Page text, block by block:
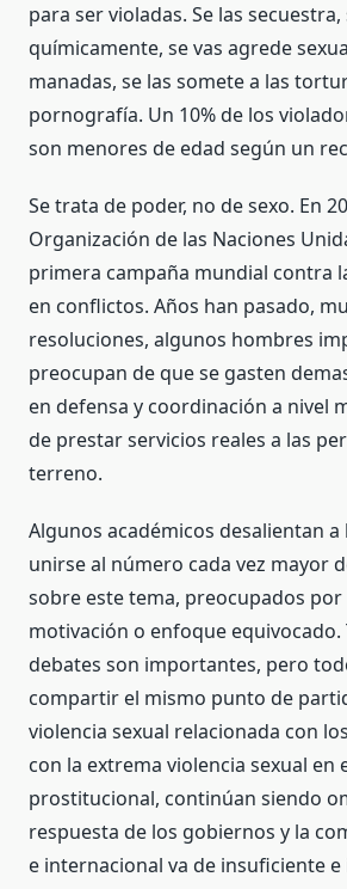
para ser violadas. Se las
químicamente, se vas agrede
manadas, se las somete a las
pornografía. Un 10% de los
son menores de edad según un
Se trata de poder, no de sexo. En
Organización de las Naciones
primera campaña mundial contra
en conflictos. Años han pasado,
resoluciones, algunos hombres
preocupan de que se gasten
en defensa y coordinación a nivel
de prestar servicios reales a las
terreno.
Algunos académicos desalientan
unirse al número cada vez mayor
sobre este tema, preocupados
motivación o enfoque equivocado.
debates son importantes, pero
compartir el mismo punto de
violencia sexual relacionada con
con la extrema violencia sexual en
prostitucional, continúan siendo
respuesta de los gobiernos y la
e internacional va de insuficiente e